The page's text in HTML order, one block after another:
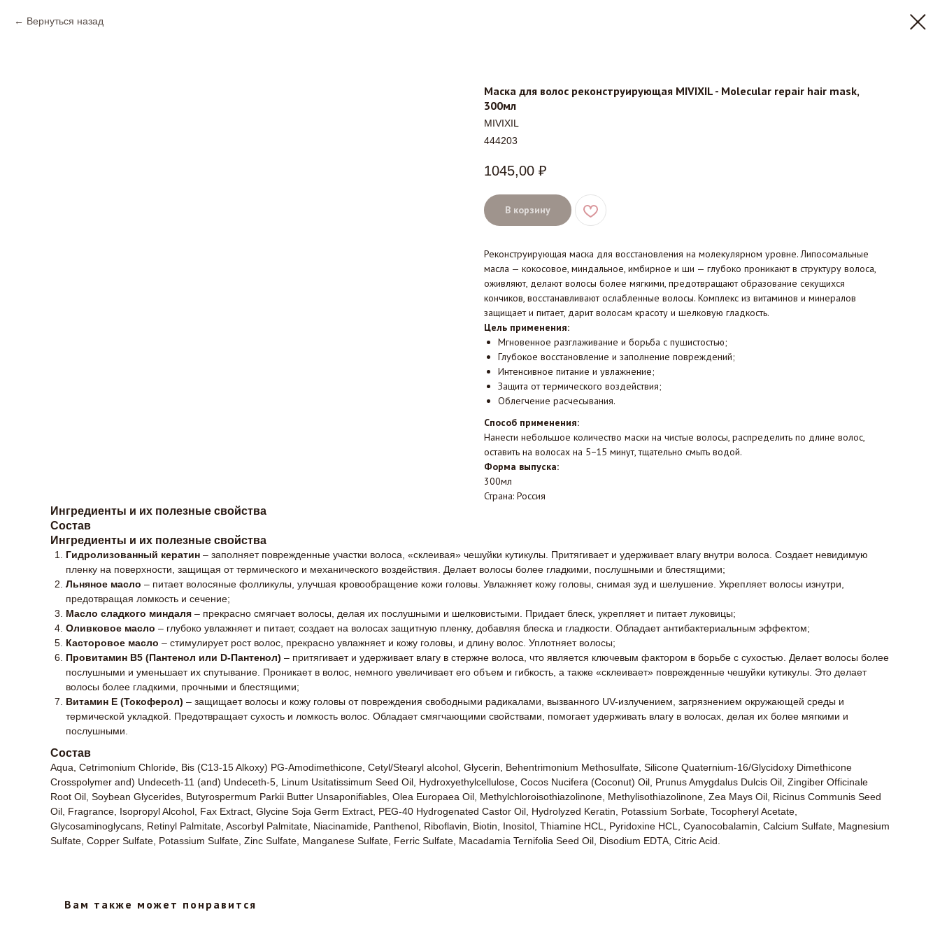
Вернуться назад
Маска для волос реконструирующая MIVIXIL - Molecular repair hair mask,
300мл
MIVIXIL
444203
1045,00 ₽
В корзину
Реконструирующая маска для восстановления на молекулярном уровне. Липосомальные
масла — кокосовое, миндальное, имбирное и ши — глубоко проникают в структуру волоса,
оживляют, делают волосы более мягкими, предотвращают образование секущихся
кончиков, восстанавливают ослабленные волосы. Комплекс из витаминов и минералов
защищает и питает, дарит волосам красоту и шелковую гладкость.
Цель применения:
Мгновенное разглаживание и борьба с пушистостью;
Глубокое восстановление и заполнение повреждений;
Интенсивное питание и увлажнение;
Защита от термического воздействия;
Облегчение расчесывания.
Способ применения:
Нанести небольшое количество маски на чистые волосы, распределить по длине волос,
оставить на волосах на 5−15 минут, тщательно смыть водой.
Форма выпуска:
300мл
Страна: Россия
Ингредиенты и их полезные свойства
Состав
Ингредиенты и их полезные свойства
Гидролизованный кератин – заполняет поврежденные участки волоса, «склеивая» чешуйки кутикулы. Притягивает и удерживает влагу внутри волоса. Создает невидимую
пленку на поверхности, защищая от термического и механического воздействия. Делает волосы более гладкими, послушными и блестящими;
Льняное масло – питает волосяные фолликулы, улучшая кровообращение кожи головы. Увлажняет кожу головы, снимая зуд и шелушение. Укрепляет волосы изнутри,
предотвращая ломкость и сечение;
Масло сладкого миндаля – прекрасно смягчает волосы, делая их послушными и шелковистыми. Придает блеск, укрепляет и питает луковицы;
Оливковое масло – глубоко увлажняет и питает, создает на волосах защитную пленку, добавляя блеска и гладкости. Обладает антибактериальным эффектом;
Касторовое масло – стимулирует рост волос, прекрасно увлажняет и кожу головы, и длину волос. Уплотняет волосы;
Провитамин B5 (Пантенол или D-Пантенол) – притягивает и удерживает влагу в стержне волоса, что является ключевым фактором в борьбе с сухостью. Делает волосы более
послушными и уменьшает их спутывание. Проникает в волос, немного увеличивает его объем и гибкость, а также «склеивает» поврежденные чешуйки кутикулы. Это делает
волосы более гладкими, прочными и блестящими;
Витамин E (Токоферол) – защищает волосы и кожу головы от повреждения свободными радикалами, вызванного UV-излучением, загрязнением окружающей среды и
термической укладкой. Предотвращает сухость и ломкость волос. Обладает смягчающими свойствами, помогает удерживать влагу в волосах, делая их более мягкими и
послушными.
Состав
Aqua, Cetrimonium Chloride, Bis (C13-15 Alkoxy) PG-Amodimethicone, Cetyl/Stearyl alcohol, Glycerin, Behentrimonium Methosulfate, Silicone Quaternium-16/Glycidoxy Dimethicone
Crosspolymer and) Undeceth-11 (and) Undeceth-5, Linum Usitatissimum Seed Oil, Hydroxyethylcellulose, Cocos Nucifera (Coconut) Oil, Prunus Amygdalus Dulcis Oil, Zingiber Officinale
Root Oil, Soybean Glycerides, Butyrospermum Parkii Butter Unsaponifiables, Olea Europaea Oil, Methylchloroisothiazolinone, Methylisothiazolinone, Zea Mays Oil, Ricinus Communis Seed
Oil, Fragrance, Isopropyl Alcohol, Fax Extract, Glycine Soja Germ Extract, PEG-40 Hydrogenated Castor Oil, Hydrolyzed Keratin, Potassium Sorbate, Tocopheryl Acetate,
Glycosaminoglycans, Retinyl Palmitate, Ascorbyl Palmitate, Niacinamide, Panthenol, Riboflavin, Biotin, Inositol, Thiamine HCL, Pyridoxine HCL, Cyanocobalamin, Calcium Sulfate, Magnesium
Sulfate, Copper Sulfate, Potassium Sulfate, Zinc Sulfate, Manganese Sulfate, Ferric Sulfate, Macadamia Ternifolia Seed Oil, Disodium EDTA, Citric Acid.
Вам также может понравится